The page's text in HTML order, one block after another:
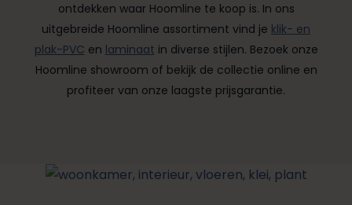
ontdekken waar Hoomline te koop is. In ons
uitgebreide Hoomline assortiment vind je klik- en
plak-PVC en laminaat in diverse stijlen. Bezoek onze
Hoomline showroom of bekijk de collectie online en
profiteer van onze laagste prijsgarantie.